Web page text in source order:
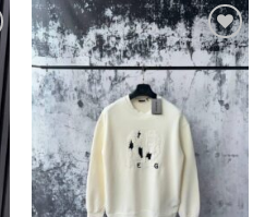
Add to
wishlist